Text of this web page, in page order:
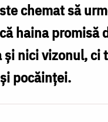
chemat să
haina promisă
și nici vizonul, ci
pocăinței.